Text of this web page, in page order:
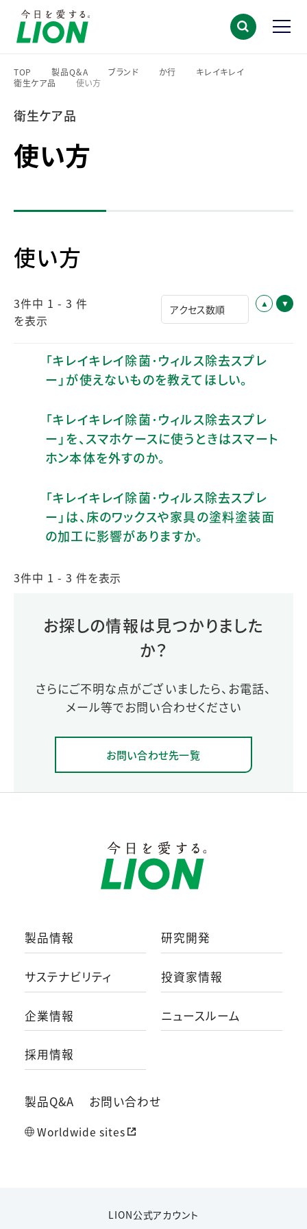
TOP
>
製品Q＆A
>
ブランド
か行
キレイキレイ
衛生ケア品
使い方
衛生ケア品
使い方
使い方
3件中 1 - 3 件
を表示
「キレイキレイ除菌･ウィルス除去スプレ
ー」が使えないものを教えてほしい。
「キレイキレイ除菌･ウィルス除去スプレ
ー」を、スマホケースに使うときはスマート
ホン本体を外すのか。
「キレイキレイ除菌･ウィルス除去スプレ
ー」は、床のワックスや家具の塗料塗装面
の加工に影響がありますか。
3件中 1 - 3 件を表示
お探しの情報は見つかりました
か？
さらにご不明な点がございましたら、お電話、
メール等でお問い合わせください
お問い合わせ先一覧
製品情報 研究開発
サステナビリティ 投資家情報
企業情報 ニュースルーム
採用情報
製品Q&A お問い合わせ
Worldwide sites
LION公式アカウント